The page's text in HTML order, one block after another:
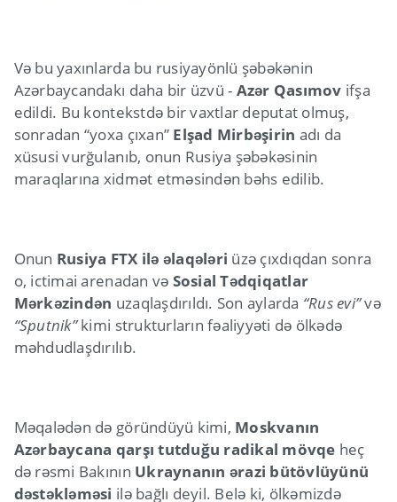
Və bu yaxınlarda bu rusiyayönlü şəbəkənin
Azərbaycandakı daha bir üzvü - Azər Qasımov ifşa
edildi. Bu kontekstdə bir vaxtlar deputat olmuş,
sonradan “yoxa çıxan” Elşad Mirbəşirin adı da
xüsusi vurğulanıb, onun Rusiya şəbəkəsinin
maraqlarına xidmət etməsindən bəhs edilib.
Onun Rusiya FTX ilə əlaqələri üzə çıxdıqdan sonra
o, ictimai arenadan və Sosial Tədqiqatlar
Mərkəzindən uzaqlaşdırıldı. Son aylarda “Rus evi”və
“Sputnik”kimi strukturların fəaliyyəti də ölkədə
məhdudlaşdırılıb.
Məqalədən də göründüyü kimi, Moskvanın
Azərbaycana qarşı tutduğu radikal mövqe heç
də rəsmi Bakının Ukraynanın ərazi bütövlüyünü
dəstəkləməsi ilə bağlı deyil. Belə ki, ölkəmizdə